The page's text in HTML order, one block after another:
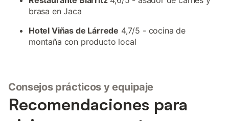
brasa en Jaca
Hotel Viñas de Lárrede 4,7/5 - cocina de
montaña con producto local
Consejos prácticos y equipaje
Recomendaciones para